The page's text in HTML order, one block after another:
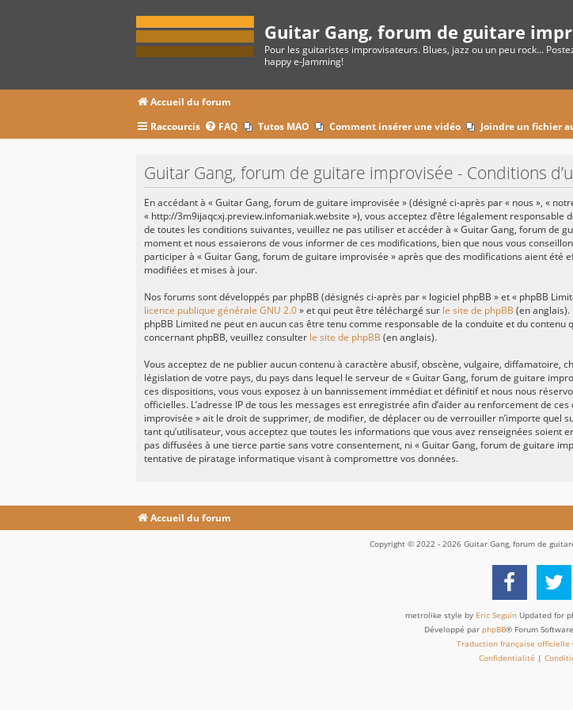
Guitar Gang, forum de guitare
Pour les guitaristes improvisateurs. Blues, jazz ou un peu rock...
happy e-Jamming!
Accueil du forum
Raccourcis
FAQ Tutos MAO Comment insérer une vidéo Joindre un fichier
Guitar Gang, forum de guitare improvisée - Conditions
En accédant à « Guitar Gang, forum de guitare improvisée » (désigné ci-après par « nous », «
« http://3m9ijaqcxj.preview.infomaniak.website »), vous acceptez d’être légalement responsable
de toutes les conditions suivantes, veuillez ne pas utiliser et accéder à « Guitar Gang, forum de
moment et nous essaierons de vous informer de ces modifications, bien que nous vous
participer à « Guitar Gang, forum de guitare improvisée » après que des modifications aient été
modifiées et mises à jour.
Nos forums sont développés par phpBB (désignés ci-après par « logiciel phpBB » et « phpBB
licence publique générale GNU 2.0» et qui peut être téléchargé sur le site de phpBB (en
phpBB Limited ne peut en aucun cas être tenu comme responsable de la conduite et du contenu
concernant phpBB, veuillez consulter le site de phpBB (en anglais).
Vous acceptez de ne publier aucun contenu à caractère abusif, obscène, vulgaire, diffamatoire,
législation de votre pays, du pays dans lequel le serveur de « Guitar Gang, forum de guitare
ces dispositions, vous vous exposez à un bannissement immédiat et définitif et nous nous
officielles. L’adresse IP de tous les messages est enregistrée afin d’aider au renforcement de
improvisée » ait le droit de supprimer, de modifier, de déplacer ou de verrouiller n’importe quel
tant qu’utilisateur, vous acceptez que toutes les informations que vous avez renseignées
pas diffusées à une tierce partie sans votre consentement, ni « Guitar Gang, forum de guitare
tentative de piratage informatique visant à compromettre vos données.
Accueil du forum
Copyright © 2022 - 2026 Guitar Gang, forum de
metrolike style by Eric Seguin Updated for
Développé par phpBB® Forum
Traduction française officielle
Confidentialité |